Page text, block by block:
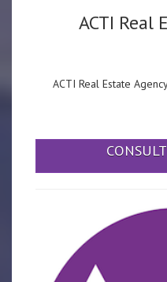
ACTI Real
ACTI Real Estate